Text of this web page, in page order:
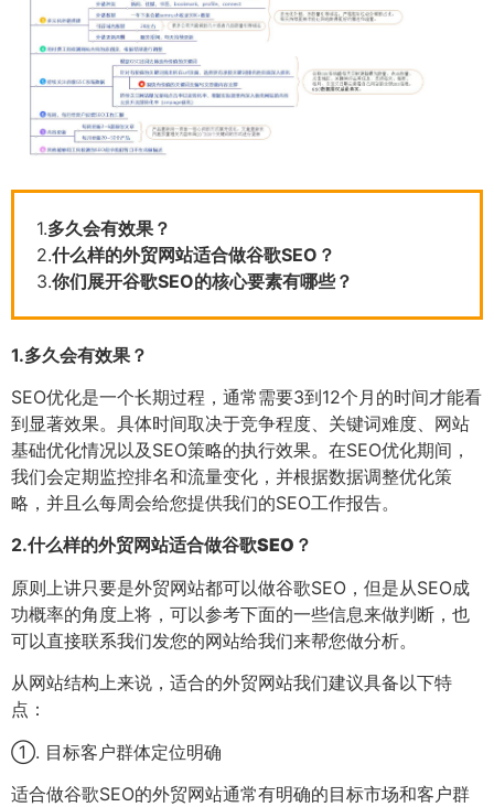
1.多久会有效果？
2.什么样的外贸网站适合做谷歌SEO？
3.你们展开谷歌SEO的核心要素有哪些？
1.多久会有效果？
SEO优化是一个长期过程，通常需要3到12个月的时间才能看
到显著效果。具体时间取决于竞争程度、关键词难度、网站
基础优化情况以及SEO策略的执行效果。在SEO优化期间，
我们会定期监控排名和流量变化，并根据数据调整优化策
略，并且么每周会给您提供我们的SEO工作报告。
2.什么样的外贸网站适合做谷歌SEO？
原则上讲只要是外贸网站都可以做谷歌SEO，但是从SEO成
功概率的角度上将，可以参考下面的一些信息来做判断，也
可以直接联系我们发您的网站给我们来帮您做分析。
从网站结构上来说，适合的外贸网站我们建议具备以下特
点：
①. 目标客户群体定位明确
适合做谷歌SEO的外贸网站通常有明确的目标市场和客户群